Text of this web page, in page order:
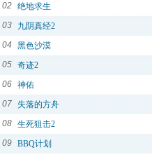
02 绝地求生
03
九阴真经2
04
黑色沙漠
05 奇迹2
06 神佑
07
失落的方舟
08 生死狙击2
09 BBQ计划